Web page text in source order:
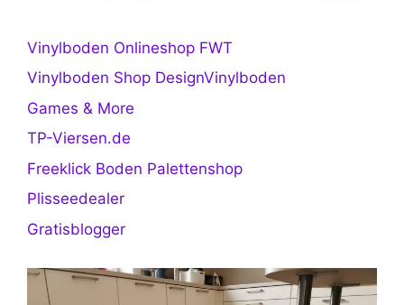
Vinylboden Onlineshop FWT
Vinylboden Shop DesignVinylboden
Games & More
TP-Viersen.de
Freeklick Boden Palettenshop
Plisseedealer
Gratisblogger